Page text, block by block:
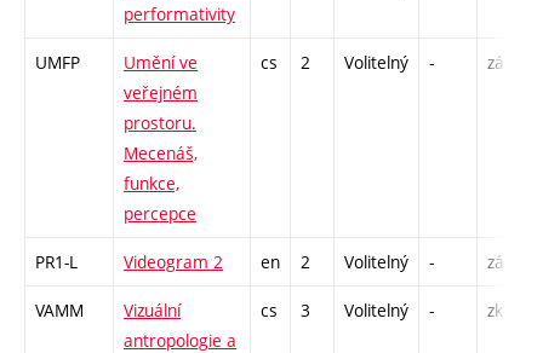
performativity
UMFP
Umění ve
veřejném
prostoru.
Mecenáš,
funkce,
percepce
cs 2 Volitelný - zá
PR1-L Videogram 2 en 2 Volitelný - zá
VAMM
Vizuální
antropologie a
cs 3 Volitelný - zk